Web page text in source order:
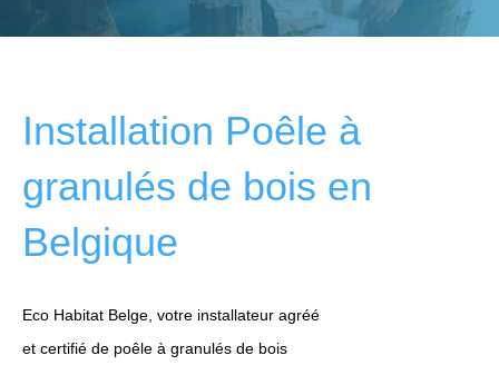
Installation Poêle à
granulés de bois en
Belgique
Eco Habitat Belge, votre installateur agréé
et certifié de poêle à granulés de bois